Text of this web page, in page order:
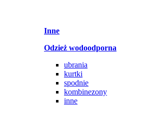
Inne
Odzież wodoodporna
ubrania
kurtki
spodnie
kombinezony
inne